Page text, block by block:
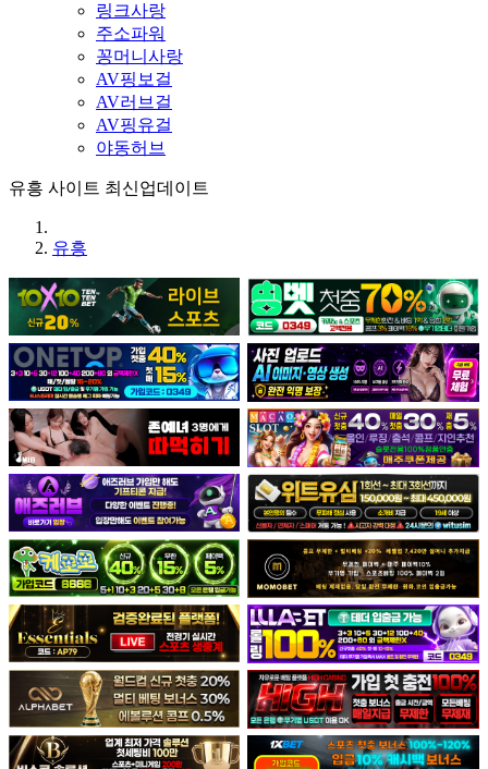
링크사랑
주소파워
꽁머니사랑
AV핑보걸
AV러브걸
AV핑유걸
야동허브
유흥 사이트 최신업데이트
유흥